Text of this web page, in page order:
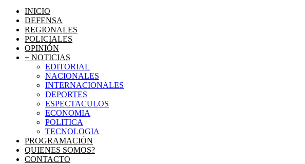
INICIO
DEFENSA
REGIONALES
POLICIALES
OPINIÓN
+ NOTICIAS
EDITORIAL
NACIONALES
INTERNACIONALES
DEPORTES
ESPECTACULOS
ECONOMIA
POLITICA
TECNOLOGIA
PROGRAMACIÓN
QUIENES SOMOS?
CONTACTO